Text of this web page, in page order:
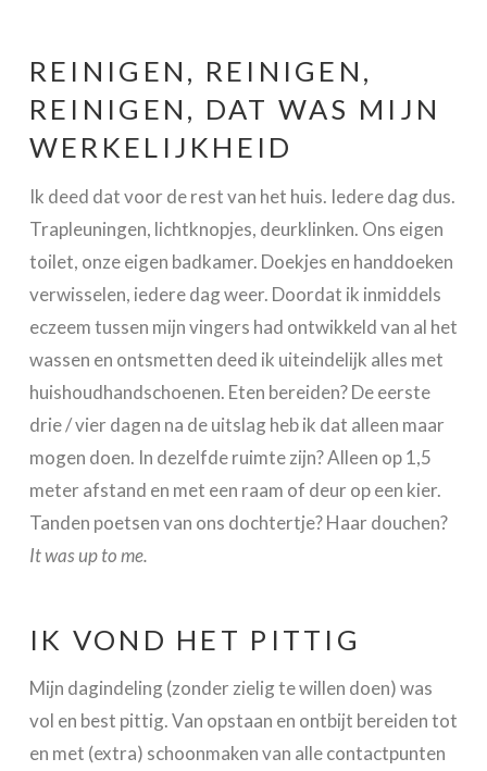
REINIGEN, REINIGEN,
REINIGEN, DAT WAS MIJN
WERKELIJKHEID
Ik deed dat voor de rest van het huis. Iedere dag dus.
Trapleuningen, lichtknopjes, deurklinken. Ons eigen
toilet, onze eigen badkamer. Doekjes en handdoeken
verwisselen, iedere dag weer. Doordat ik inmiddels
eczeem tussen mijn vingers had ontwikkeld van al het
wassen en ontsmetten deed ik uiteindelijk alles met
huishoudhandschoenen. Eten bereiden? De eerste
drie / vier dagen na de uitslag heb ik dat alleen maar
mogen doen. In dezelfde ruimte zijn? Alleen op 1,5
meter afstand en met een raam of deur op een kier.
Tanden poetsen van ons dochtertje? Haar douchen?
It was up to me.
IK VOND HET PITTIG
Mijn dagindeling (zonder zielig te willen doen) was
vol en best pittig. Van opstaan en ontbijt bereiden tot
en met (extra) schoonmaken van alle contactpunten